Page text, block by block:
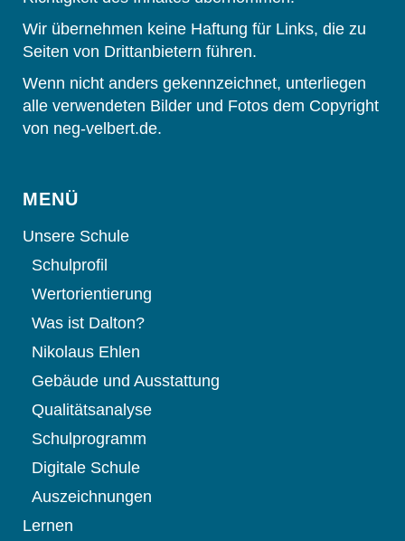
Wir übernehmen keine Haftung für Links, die zu
Seiten von Drittanbietern führen.
Wenn nicht anders gekennzeichnet, unterliegen
alle verwendeten Bilder und Fotos dem Copyright
von neg-velbert.de.
MENÜ
Unsere Schule
Schulprofil
Wertorientierung
Was ist Dalton?
Nikolaus Ehlen
Gebäude und Ausstattung
Qualitätsanalyse
Schulprogramm
Digitale Schule
Auszeichnungen
Lernen